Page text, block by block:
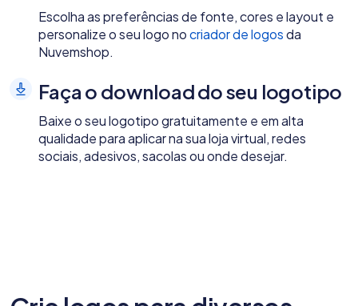
Escolha as preferências de fonte, cores e layout e
personalize o seu logo nocriador de logosda
Nuvemshop.
Faça o download do seu logotipo
Baixe o seu logotipo gratuitamente e em alta
qualidade para aplicar na sua loja virtual, redes
sociais, adesivos, sacolas ou onde desejar.